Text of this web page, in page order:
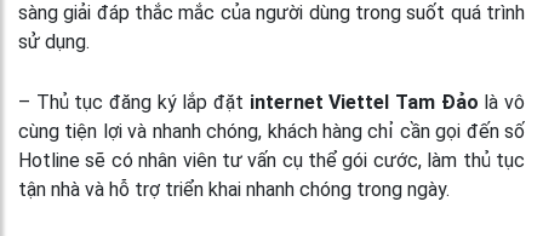
sàng giải đáp thắc mắc của người dùng trong suốt quá trình
sử dụng.
– Thủ tục đăng ký lắp đặt internet Viettel Tam Đảo là vô
cùng tiện lợi và nhanh chóng, khách hàng chỉ cần gọi đến số
Hotline sẽ có nhân viên tư vấn cụ thể gói cước, làm thủ tục
tận nhà và hỗ trợ triển khai nhanh chóng trong ngày.